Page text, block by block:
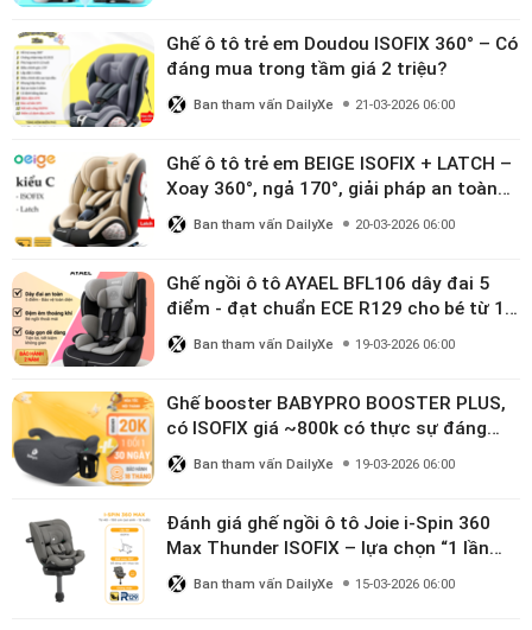
Ghế ô tô trẻ em Doudou ISOFIX 360° – Có
đáng mua trong tầm giá 2 triệu?
Ban tham vấn DailyXe 21-03-2026 06:00
Ghế ô tô trẻ em BEIGE ISOFIX + LATCH –
Xoay 360°, ngả 170°, giải pháp an toàn
linh hoạt cho bé 0–10 tuổi
Ban tham vấn DailyXe 20-03-2026 06:00
Ghế ngồi ô tô AYAEL BFL106 dây đai 5
điểm - đạt chuẩn ECE R129 cho bé từ 1–
10 tuổi
Ban tham vấn DailyXe 19-03-2026 06:00
Ghế booster BABYPRO BOOSTER PLUS,
có ISOFIX giá ~800k có thực sự đáng
mua?
Ban tham vấn DailyXe 19-03-2026 06:00
Đánh giá ghế ngồi ô tô Joie i-Spin 360
Max Thunder ISOFIX – lựa chọn “1 lần
dùng đến 12 năm” có đáng giá gần 9
triệu?
Ban tham vấn DailyXe 15-03-2026 06:00